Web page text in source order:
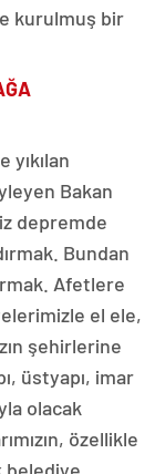
kurulmuş bir
Bakan
depremde
Bundan
Afetlere
el ele,
şehirlerine
üstyapı, imar
olacak
özellikle
belediye